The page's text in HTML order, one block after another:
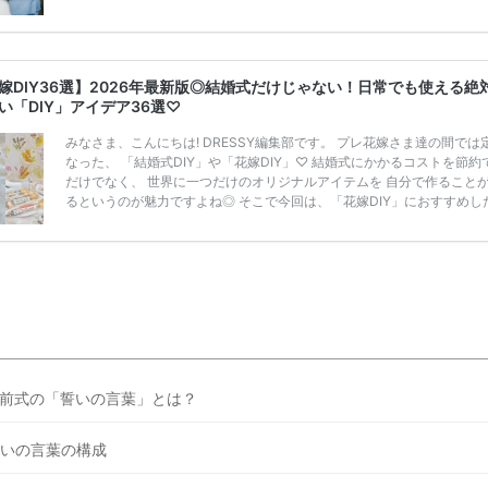
ンペーン特典ランキングを公開！ 比較サイト：プラコレ、ゼクシィ、
補を絞れる「ウェディング診断」か、体験型 […]続きを読む
DIY36選】2026年最新版◎結婚式だけじゃない！日常でも使える絶
「DIY」アイデア36選♡
みなさま、こんにちは! DRESSY編集部です。 プレ花嫁さま達の間では
なった、 「結婚式DIY」や「花嫁DIY」♡ 結婚式にかかるコストを節約
だけでなく、 世界に一つだけのオリジナルアイテムを 自分で作ること
るというのが魅力ですよね◎ そこで今回は、「花嫁DIY」におすすめし
ぜひ最後までcheckして オリジナルアイテムを作ってみてくださいね◎
式の「誓いの言葉」とは？
の言葉の構成